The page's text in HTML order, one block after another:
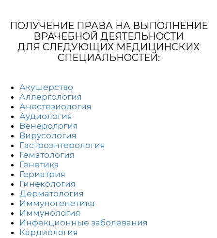
ПОЛУЧЕНИЕ ПРАВА НА ВЫПОЛНЕНИЕ
ВРАЧЕБНОЙ ДЕЯТЕЛЬНОСТИ
ДЛЯ СЛЕДУЮЩИХ МЕДИЦИНСКИХ
СПЕЦИАЛЬНОСТЕЙ:
Акушерство
Аллергология
Анестезиология
Аудиология
Венерология
Вирусология
Гастроэнтерология
Гематология
Генетика
Гериатрия
Гинекология
Дерматология
Иммуногенетика
Иммунология
Инфекционные заболевания
Кардиология